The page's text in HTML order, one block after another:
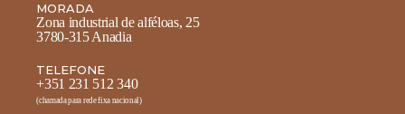
MORADA
Zona industrial de alféloas, 25
3780-315 Anadia
TELEFONE
+351 231 512 340
(chamada para rede fixa nacional)